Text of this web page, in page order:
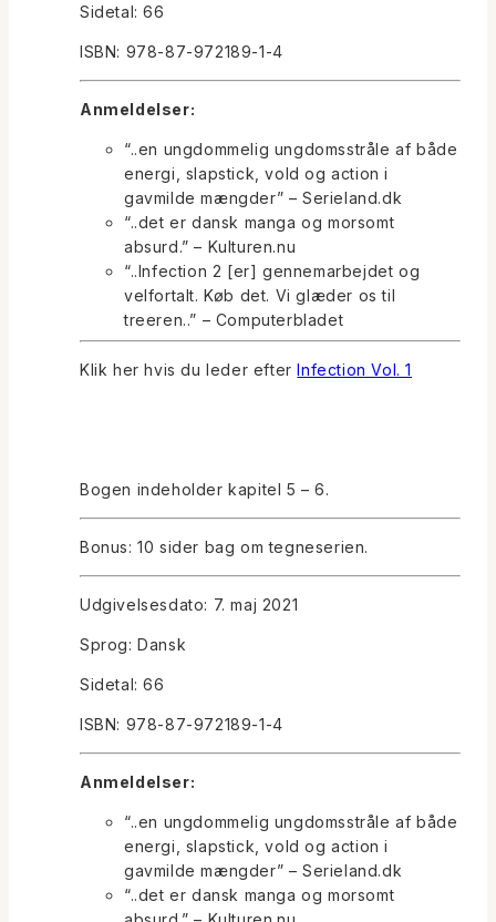
Sidetal: 66
ISBN: 978-87-972189-1-4
Anmeldelser:
“..en ungdommelig ungdomsstråle af både
energi, slapstick, vold og action i
gavmilde mængder” – Serieland.dk
“..det er dansk manga og morsomt
absurd.” – Kulturen.nu
“..Infection 2 [er] gennemarbejdet og
velfortalt. Køb det. Vi glæder os til
treeren..” – Computerbladet
Klik her hvis du leder efterInfection Vol. 1
Bogen indeholder kapitel 5 – 6.
Bonus: 10 sider bag om tegneserien.
Udgivelsesdato: 7. maj 2021
Sprog: Dansk
Sidetal: 66
ISBN: 978-87-972189-1-4
Anmeldelser:
“..en ungdommelig ungdomsstråle af både
energi, slapstick, vold og action i
gavmilde mængder” – Serieland.dk
“..det er dansk manga og morsomt